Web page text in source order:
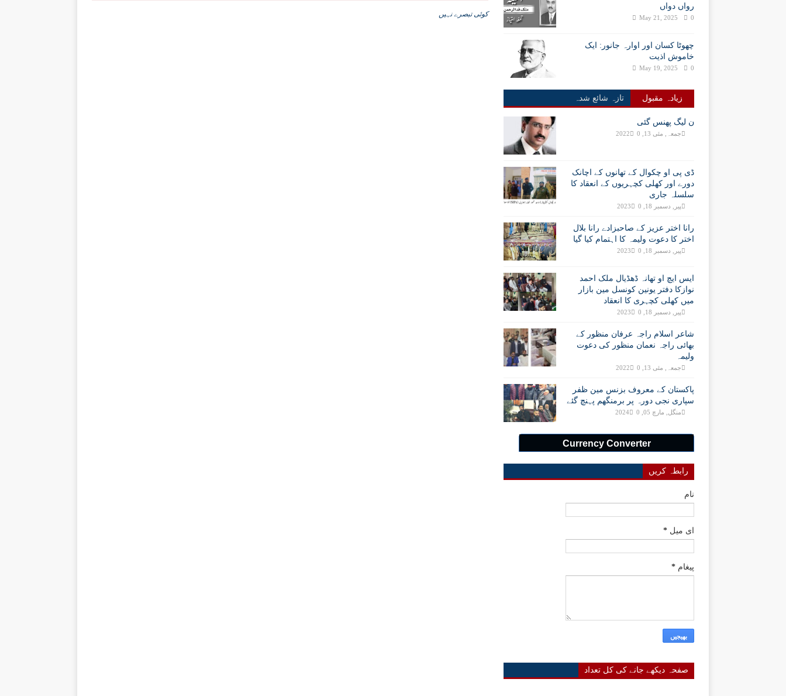
کوئی تبصرے نہیں
رواں دواں
May 21, 2025 0
چھوٹا کسان اور اوارہ جانور: ایک
خاموش اذیت
May 19, 2025 0
زیادہ مقبول تازہ شائع شدہ
ن لیگ پھنس گئی
جمعہ, مئی 13, 2022 0
ڈی پی او چکوال کے تھانوں کے اچانک
دورے اور کھلی کچہریوں کے انعقاد کا
سلسلہ جاری
پیر, دسمبر 18, 2023 0
رانا اختر عزیز کے صاحبزادے رانا بلال
اختر کا دعوت ولیمہ کا اہتمام کیا گیا
پیر, دسمبر 18, 2023 0
ایس ایچ او تھانہ ڈھڈیال ملک احمد
نوازکا دفتر یونین کونسل مین بازار
میں کھلی کچہری کا انعقاد
پیر, دسمبر 18, 2023 0
شاعر اسلام راجہ عرفان منظور کے
بھائی راجہ نعمان منظور کی دعوت
ولیمہ
جمعہ, مئی 13, 2022 0
پاکستان کے معروف بزنس مین ظفر
سپاری نجی دورہ پر برمنگھم پہنچ گئے
منگل, مارچ 05, 2024 0
Currency Converter
رابطہ کریں
نام
ای میل *
پیغام *
صفحہ دیکھے جانے کی کل تعداد